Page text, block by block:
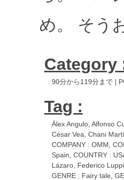
め。 そう
Category
90分から119分まで |
Tag :
Álex Angulo ,Alfonso
César Vea ,Chani
COMPANY : OMM ,
Spain ,COUNTRY :
Lázaro Federico Luppi
GENRE : Fairy tale ,